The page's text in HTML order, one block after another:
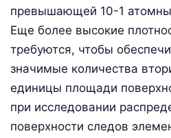
превышающей 10-1
Еще более высокие
требуются, чтобы
значимые количества
единицы площади
при исследовании
поверхности следов